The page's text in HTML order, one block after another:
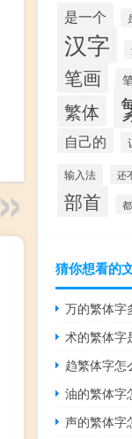
是一个
汉字
笔画
繁体
自己的
输入法 还
部首
猜你想看的
万的繁体字
术的繁体字
趋繁体字怎
油的繁体字
声的繁体字